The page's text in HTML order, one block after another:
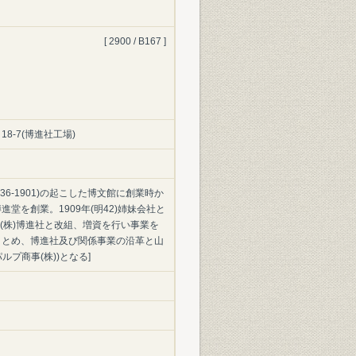
[ 2900 / B167 ]
7(博進社工場)
1901)の起こした博文館に創業時か
堂を創業。1909年(明42)姉妹会社と
)博進社と改組、増資を行い事業を
め、博進社及び関係事業の沿革と山
プ商事(株))となる]